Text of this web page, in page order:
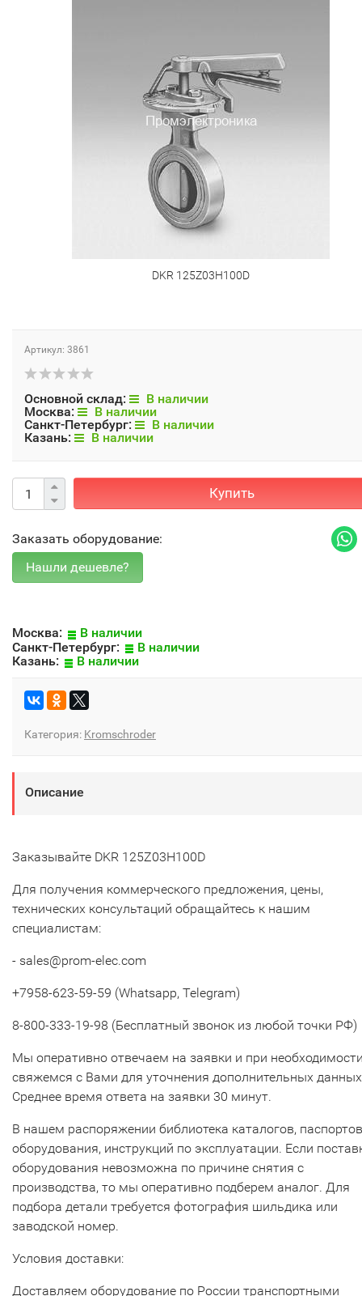
DKR 125Z03H100D
Артикул: 3861
Основной склад:
В наличии
Москва:
В наличии
Санкт-Петербург:
В наличии
Казань:
В наличии
Купить
Заказать оборудование:
Москва:
В наличии
Санкт-Петербург:
В наличии
Казань:
В наличии
Категория: Kromschroder
Описание
Заказывайте DKR 125Z03H100D
Для получения коммерческого предложения, цены,
технических консультаций обращайтесь к нашим
специалистам:
- sales@prom-elec.com
+7958-623-59-59 (Whatsapp, Telegram)
8-800-333-19-98 (Бесплатный звонок из любой точки РФ)
Мы оперативно отвечаем на заявки и при
свяжемся с Вами для уточнения дополнительных
Среднее время ответа на заявки 30 минут.
В нашем распоряжении библиотека каталогов, паспортов
оборудования, инструкций по эксплуатации. Если
оборудования невозможна по причине снятия с
производства, то мы оперативно подберем аналог. Для
подбора детали требуется фотография шильдика или
заводской номер.
Условия доставки:
Доставляем оборудование по России транспортными